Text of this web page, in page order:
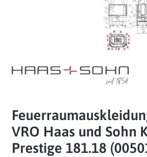
VRO Haas und Sohn
Prestige 181.18